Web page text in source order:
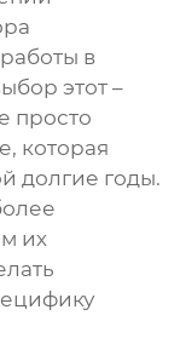
в
этот –
просто
которая
долгие годы.
их